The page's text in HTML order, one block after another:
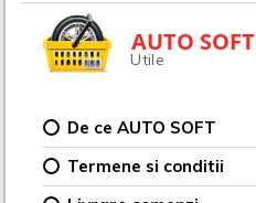
AUTO SOFT
Utile
De ce AUTO SOFT
Termene si conditii